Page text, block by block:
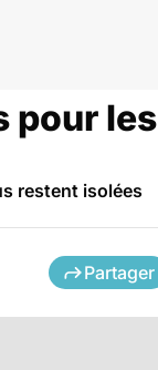
pour les
restent isolées
Partager